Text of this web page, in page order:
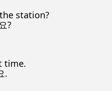
station?
?
time.
.